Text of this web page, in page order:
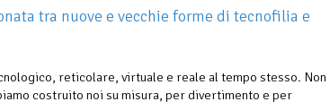
tra nuove e vecchie forme di tecnofilia e
reticolare, virtuale e reale al tempo stesso. Non
costruito noi su misura, per divertimento e per